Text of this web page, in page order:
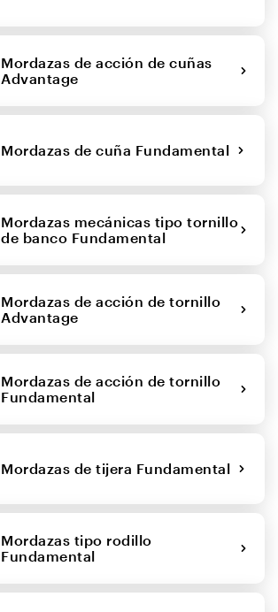
Mordazas de acción de cuñas
Advantage
Mordazas de cuña Fundamental
Mordazas mecánicas tipo tornillo
de banco Fundamental
Mordazas de acción de tornillo
Advantage
Mordazas de acción de tornillo
Fundamental
Mordazas de tijera Fundamental
Mordazas tipo rodillo
Fundamental